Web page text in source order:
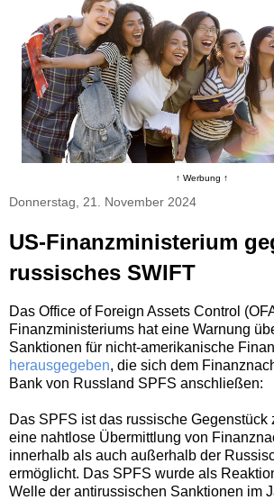
↑ Werbung ↑
Donnerstag, 21. November 2024
US-Finanzministerium
russisches SWIFT
Das Office of Foreign Assets Control
Finanzministeriums hat eine Warnung
Sanktionen für nicht-amerikanische
herausgegeben, die sich dem
Bank von Russland SPFS anschließen:
Das SPFS ist das russische Gegenstück
eine nahtlose Übermittlung von
innerhalb als auch außerhalb der
ermöglicht. Das SPFS wurde als
Welle der antirussischen Sanktionen im